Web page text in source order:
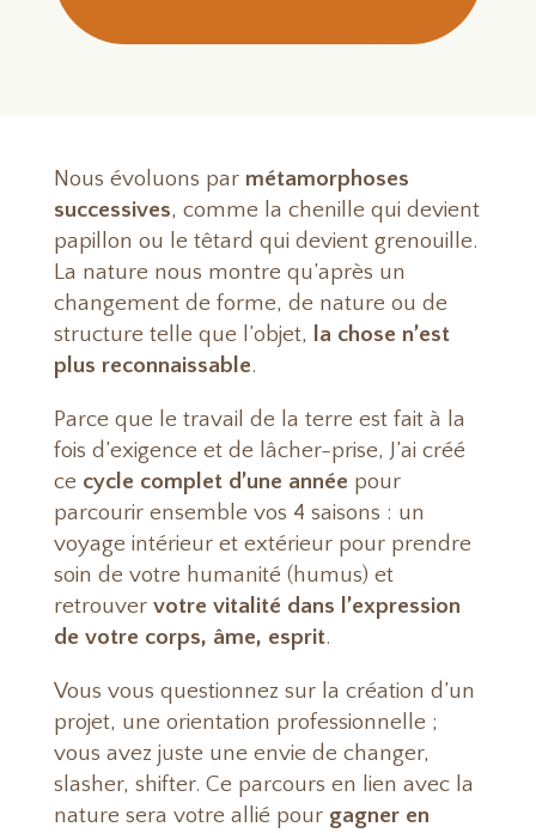
Nous évoluons par métamorphoses
successives, comme la chenille qui devient
papillon ou le têtard qui devient grenouille.
La nature nous montre qu’après un
changement de forme, de nature ou de
structure telle que l’objet, la chose n’est
plus reconnaissable.
Parce que le travail de la terre est fait à la
fois d’exigence et de lâcher-prise, J’ai créé
ce cycle complet d’une année pour
parcourir ensemble vos 4 saisons : un
voyage intérieur et extérieur pour prendre
soin de votre humanité (humus) et
retrouver votre vitalité dans l’expression
de votre corps, âme, esprit.
Vous vous questionnez sur la création d’un
projet, une orientation professionnelle ;
vous avez juste une envie de changer,
slasher, shifter. Ce parcours en lien avec la
nature sera votre allié pour gagner en